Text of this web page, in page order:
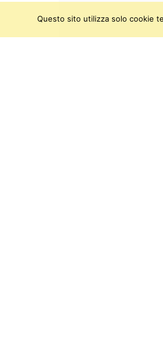
Questo sito utilizza solo cookie